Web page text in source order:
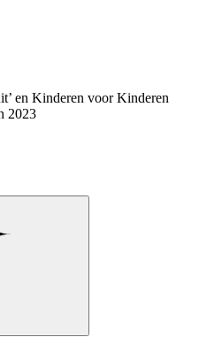
en Kinderen voor Kinderen
2023